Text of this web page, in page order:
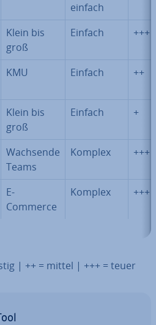
einfach
Klein bis
groß
Einfach +++
KMU Einfach ++
Klein bis
groß
Einfach +
Wachsende
Teams
Komplex +++
E-
Commerce
Komplex +++
| ++ = mittel | +++ = teuer